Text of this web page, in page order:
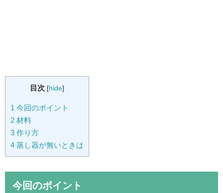
目次 [hide]
1 今回のポイント
2 材料
3 作り方
4 蒸し器が無いときは
今回のポイント